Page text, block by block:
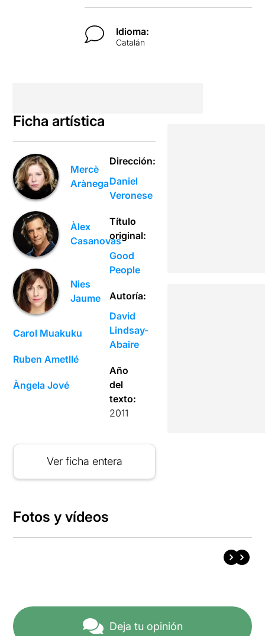
Idioma:
Catalán
Ficha artística
Mercè
Arànega
Àlex
Casanovas
Nies
Jaume
Carol Muakuku
Ruben Ametllé
Àngela Jové
Dirección:
Daniel
Veronese
Título
original:
Good
People
Autoría:
David
Lindsay-
Abaire
Año
del
texto:
2011
Ver ficha entera
Fotos y vídeos
Deja tu opinión